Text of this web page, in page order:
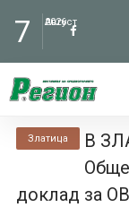
7 Август
2026
Златица
В
доклад за